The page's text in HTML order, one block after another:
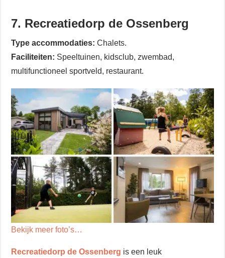
7. Recreatiedorp de Ossenberg
Type accommodaties: Chalets.
Faciliteiten: Speeltuinen, kidsclub, zwembad,
multifunctioneel sportveld, restaurant.
Bekijk meer foto’s…
Recreatiedorp de Ossenberg is een leuk